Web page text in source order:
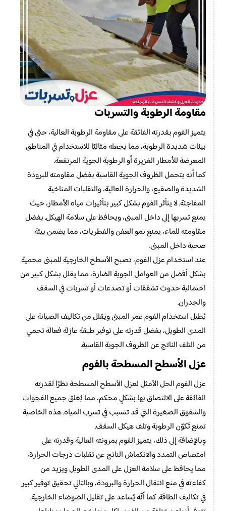
مقاومة الرطوبة والتسربات
يتميز الفوم بقدرته الفائقة على مقاومة الرطوبة العالية، حتى في
بيئات شديدة الرطوبة، مما يجعله مثاليًا للاستخدام في المناطق
المعرضة للأمطار الغزيرة أو الرطوبة الجوية المرتفعة.
كما أنه يتحمل الظروف الجوية القاسية بفضل مقاومته للبرودة
الشديدة والصقيع، والحرارة العالية، والتقلبات المناخية
المفاجئة. لا يتأثر الفوم بشكل كبير بتأثيرات مياه الأمطار، حيث
يمنع تسربها إلى داخل المبنى، ويحافظ على سلامة الهيكل. بفضل
مقاومته للماء، يمنع نمو العفن والفطريات، مما يضمن بيئة
صحية داخل المبنى.
عند استخدام عزل الفوم، تصبح الأسطح الخارجية للمبنى محمية
بشكل أفضل من العوامل الجوية الضارة، مما يقلل بشكل كبير من
احتمالية حدوث تشققات أو تصدعات أو تسربات في السقف
والجدران.
يُطيل استخدام الفوم عمر المبنى ويقلل من تكاليف الصيانة على
المدى الطويل، بفضل قدرته على توفير طبقة عازلة فعالة تحمي
من التلف الناتج عن الظروف الجوية القاسية.
عزل الأسطح المسطحة بالفوم
عزل الفوم الحل الأمثل لعزل الأسطح المسطحة نظرًا لقدرته
الفائقة على الالتصاق بها بشكلٍ محكم، مما يُغلق جميع الفجوات
والشقوق الصغيرة التي قد تتسبب في تسرب المياه. هذه الخاصية
تمنع تَكوّن الرطوبة وتلف هيكل السقف.
وبالإضافة إلى ذلك، يتميز الفوم بمرونته العالية وقدرته على
امتصاص التمدد والانكماش الناتج عن تقلبات درجات الحرارة،
مما يحافظ على سلامة العزل على المدى الطويل ويزيد من
كفاءته في منع انتقال الحرارة والبرودة، وبالتالي تحقيق توفير كبير
في تكاليف الطاقة. كما أنّه يُساعد على تقليل الضوضاء الخارجية.